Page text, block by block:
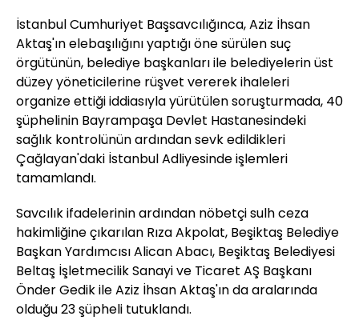
İstanbul Cumhuriyet Başsavcılığınca, Aziz İhsan
Aktaş'ın elebaşılığını yaptığı öne sürülen suç
örgütünün, belediye başkanları ile belediyelerin üst
düzey yöneticilerine rüşvet vererek ihaleleri
organize ettiği iddiasıyla yürütülen soruşturmada, 40
şüphelinin Bayrampaşa Devlet Hastanesindeki
sağlık kontrolünün ardından sevk edildikleri
Çağlayan'daki İstanbul Adliyesinde işlemleri
tamamlandı.
Savcılık ifadelerinin ardından nöbetçi sulh ceza
hakimliğine çıkarılan Rıza Akpolat, Beşiktaş Belediye
Başkan Yardımcısı Alican Abacı, Beşiktaş Belediyesi
Beltaş İşletmecilik Sanayi ve Ticaret AŞ Başkanı
Önder Gedik ile Aziz İhsan Aktaş'ın da aralarında
olduğu 23 şüpheli tutuklandı.